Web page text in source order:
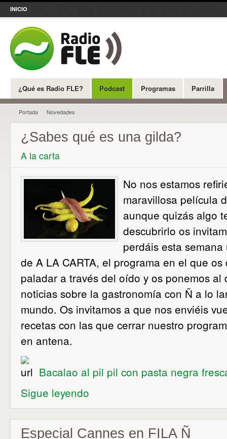
INICIO
¿Qué es Radio FLE? Podcast Programas Parrilla
Portada Novedades
¿Sabes qué es una gilda?
A la carta
No nos estamos
maravillosa película
aunque quizás algo
descubrirlo os
perdáis esta
de A LA CARTA, el programa en el que
paladar a través del oído y os ponemos al
noticias sobre la gastronomía con Ñ a lo
mundo. Os invitamos a que nos enviéis
recetas con las que cerrar nuestro
en antena.
Bacalao al pil pil con pasta negra
Sigue leyendo
Especial Cannes en FILA Ñ